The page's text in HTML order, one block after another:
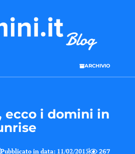
ARCHIVIO
ecco i domini in
Pubblicato in data: 11/02/2015 267